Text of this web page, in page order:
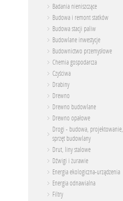
Badania nieniszczące
Budowa i remont statków
Budowa stacji paliw
Budowlane inwestycje
Budownictwo przemysłowe
Chemia gospodarcza
Czyściwa
Drabiny
Drewno
Drewno budowlane
Drewno opałowe
Drogi - budowa, projektowanie,
sprzęt budowlany
Drut, liny stalowe
Dźwigi i żurawie
Energia ekologiczna-urządzenia
Energia odnawialna
Filtry